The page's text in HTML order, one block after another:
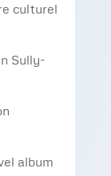
culturel
Sully-
album